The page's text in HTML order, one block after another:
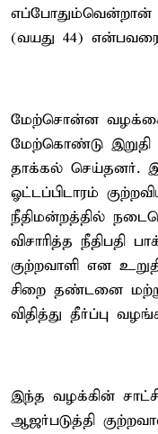
எப்போதும்வென்றான்
(வயது 44)
மேற்சொன்ன வழக்கை
மேற்கொண்டு
தாக்கல் செய்தனர்.
ஓட்டப்பிடாரம்
நீதிமன்றத்தில்
விசாரித்த நீதிபதி
குற்றவாளி என
சிறை தண்டனை
விதித்து தீர்ப்பு
இந்த வழக்கின்
ஆஜர்படுத்தி